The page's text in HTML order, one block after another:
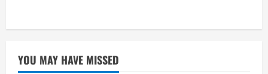
YOU MAY HAVE MISSED